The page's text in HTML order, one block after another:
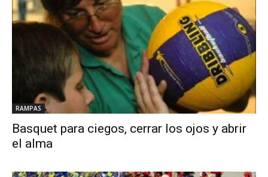
RAMPAS
Basquet para ciegos, cerrar los ojos y abrir
el alma